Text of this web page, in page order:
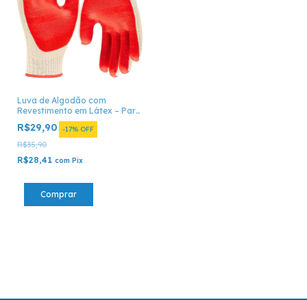
Luva de Algodão com
Revestimento em Látex – Par
– Uso Profissional
R$29,90 -17% OFF
R$35,90
R$28,41 com Pix